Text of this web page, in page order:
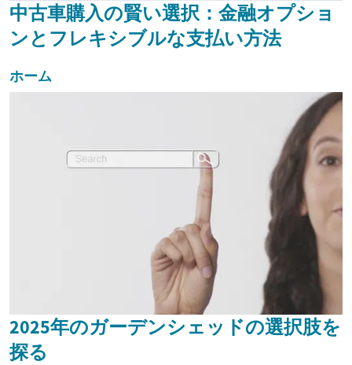
中古車購入の賢い選択：金融オプショ
ンとフレキシブルな支払い方法
ホーム
2025年のガーデンシェッドの選択肢を
探る